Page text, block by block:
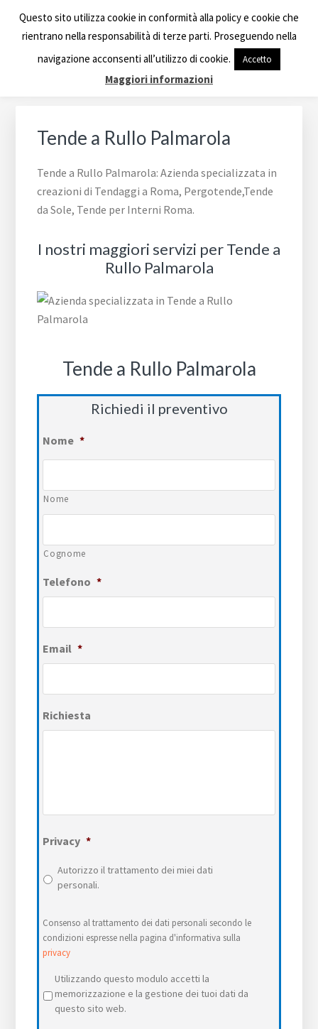
primaria
principale
navigation
TENDE A RULLO ROMA
Azienda specializzata in creazioni di Tendaggi a Roma,
Tende da Sole, Tende per Interni Roma.
Tende a Rullo Palmarola
Tende a Rullo Palmarola: Azienda specializzata in
creazioni di Tendaggi a Roma, Pergotende,Tende
da Sole, Tende per Interni Roma.
I nostri maggiori servizi per Tende a
Rullo Palmarola
Tende a Rullo Palmarola
Richiedi il preventivo
Nome *
Nome
Cognome
Telefono *
Email *
Richiesta
Privacy *
Autorizzo il trattamento dei miei dati
personali.
Consenso al trattamento dei dati personali secondo le
condizioni espresse nella pagina d'informativa sulla
privacy
Privacy *
Utilizzando questo modulo accetti la
memorizzazione e la gestione dei tuoi dati da
questo sito web.
Questo sito utilizza cookie in conformità alla policy e cookie che
rientrano nella responsabilità di terze parti. Proseguendo nella
navigazione acconsenti all’utilizzo di cookie.
Accetto
Maggiori informazioni